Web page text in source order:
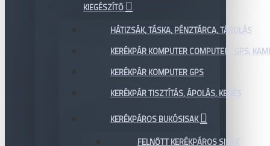
KIEGÉSZÍTŐ
HÁTIZSÁK, TÁSKA, PÉNZTÁRCA, TÁROLÁS
KERÉKPÁR KOMPUTER COMPUTER , GPS,
KERÉKPÁR KOMPUTER GPS
KERÉKPÁR TISZTÍTÁS, ÁPOLÁS, KENÉS
KERÉKPÁROS BUKÓSISAK
FELNŐTT KERÉKPÁROS SISAK